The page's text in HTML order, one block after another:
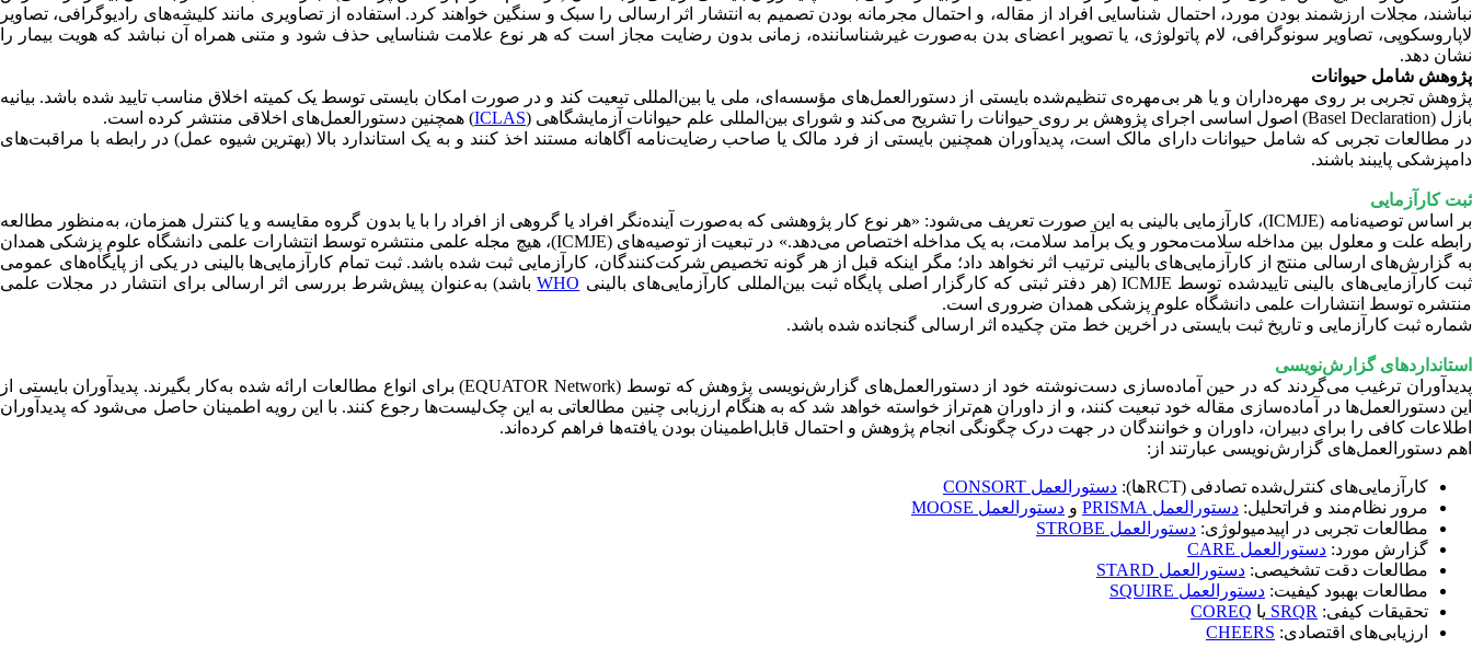
نباشند، مجلات ارزشمند بودن مورد، احتمال شناسایی افراد از مقاله، و احتمال مجرمانه بودن تصمیم به انتشار اثر ارسالی را سبک و سنگین خواهند کرد. استفاده از تصاویری مانند کلیشه‌های رادیوگرافی، تصاویر
لاپاروسکوپی، تصاویر سونوگرافی، لام پاتولوژی، یا تصویر اعضای بدن به‌صورت غیرشناساننده، زمانی بدون رضایت مجاز است که هر نوع علامت شناسایی حذف شود و متنی همراه آن نباشد که هویت بیمار را
نشان دهد.
پژوهش شامل حیوانات
پژوهش تجربی بر روی مهره‌داران و یا هر بی‌مهره‌ی تنظیم‌شده بایستی از دستورالعمل‌های مؤسسه‌ای، ملی یا بین‌المللی تبعیت کند و در صورت امکان بایستی توسط یک کمیته اخلاق مناسب تایید شده باشد. بیانیه
بازل (Basel Declaration) اصول اساسی اجرای پژوهش بر روی حیوانات را تشریح می‌کند و شورای بین‌المللی علم حیوانات آزمایشگاهی (
ICLAS) همچنین دستورالعمل‌های اخلاقی منتشر کرده است.
در مطالعات تجربی که شامل حیوانات دارای مالک است، پدیدآوران همچنین بایستی از فرد مالک یا صاحب رضایت‌نامه آگاهانه مستند اخذ کنند و به یک استاندارد بالا (بهترین شیوه عمل) در رابطه با مراقبت‌های
دامپزشکی پایبند باشند.
ثبت کارآزمایی
بر اساس توصیه‌نامه (ICMJE)، کارآزمایی بالینی به این صورت تعریف می‌شود: «هر نوع کار پژوهشی که به‌صورت آینده‌نگر افراد یا گروهی از افراد را با یا بدون گروه مقایسه و یا کنترل همزمان، به‌منظور مطالعه
رابطه علت و معلول بین مداخله سلامت‌محور و یک برآمد سلامت، به یک مداخله اختصاص می‌دهد.» در تبعیت از توصیه‌های (ICMJE)، هیچ مجله علمی منتشره توسط انتشارات علمی دانشگاه علوم پزشکی همدان
به گزارش‌های ارسالی منتج از کارآزمایی‌های بالینی ترتیب اثر نخواهد داد؛ مگر اینکه قبل از هر گونه تخصیص شرکت‌کنندگان، کارآزمایی ثبت شده باشد. ثبت تمام کارآزمایی‌ها بالینی در یکی از پایگاه‌های عمومی
ثبت کارآزمایی‌های بالینی تاییدشده توسط ICMJE (هر دفتر ثبتی که کارگزار اصلی پایگاه ثبت بین‌المللی کارآزمایی‌های بالینی
WHOباشد) به‌عنوان پیش‌شرط بررسی اثر ارسالی برای انتشار در مجلات علمی
منتشره توسط انتشارات علمی دانشگاه علوم پزشکی همدان ضروری است.
شماره ثبت کارآزمایی و تاریخ ثبت بایستی در آخرین خط متن چکیده اثر ارسالی گنجانده شده باشد.
استانداردهای گزارش‌نویسی
پدیدآوران ترغیب می‌گردند که در حین آماده‌سازی دست‌نوشته خود از دستورالعمل‌های گزارش‌نویسی پژوهش که توسط (EQUATOR Network) برای انواع مطالعات ارائه شده به‌کار بگیرند. پدیدآوران بایستی از
این دستورالعمل‌ها در آماده‌سازی مقاله خود تبعیت کنند، و از داوران هم‌تراز خواسته خواهد شد که به هنگام ارزیابی چنین مطالعاتی به این چک‌لیست‌ها رجوع کنند. با این رویه اطمینان حاصل می‌شود که پدیدآوران
اطلاعات کافی را برای دبیران، داوران و خوانندگان در جهت درک چگونگی انجام پژوهش و احتمال قابل‌اطمینان بودن یافته‌ها فراهم کرده‌اند.
اهم دستورالعمل‌های گزارش‌نویسی عبارتند از:
کارآزمایی‌های کنترل‌شده تصادفی (RCTها):
دستورالعمل CONSORT
مرور نظام‌مند و فراتحلیل: دستورالعمل PRISMA و دستورالعمل MOOSE
مطالعات تجربی در اپیدمیولوژی: دستورالعمل STROBE
گزارش مورد: دستورالعمل CARE
مطالعات دقت تشخیصی: دستورالعمل STARD
مطالعات بهبود کیفیت: دستورالعمل SQUIRE
تحقیقات کیفی: SRQR یا COREQ
ارزیابی‌های اقتصادی: CHEERS